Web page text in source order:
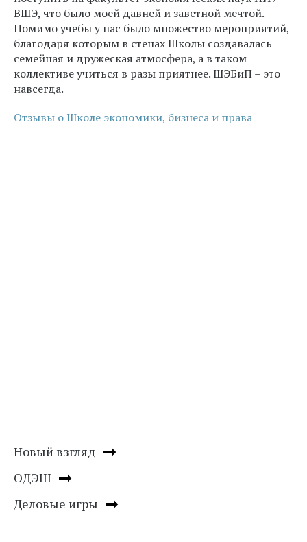
ВШЭ, что было моей давней и заветной мечтой.
Помимо учебы у нас было множество мероприятий,
благодаря которым в стенах Школы создавалась
семейная и дружеская атмосфера, а в таком
коллективе учиться в разы приятнее. ШЭБиП – это
навсегда.
Отзывы о Школе экономики, бизнеса и права
Новый взгляд
ОДЭШ
Деловые игры